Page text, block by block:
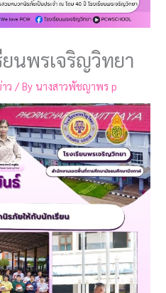
ยนพรเจริญวิทยา
ว / Byนางสาวพัชญาพร p